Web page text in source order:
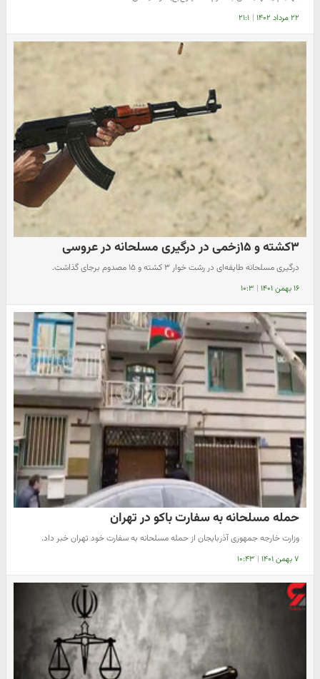
۲۲ مرداد ۱۴۰۲ | ۲۱:۱
۳کشته و ۱۵زخمی در درگیری مسلحانه در عروسی
درگیری مسلحانه طایفه‌ای در رشت خوار ۳ کشته و ۱۵ مصدوم برجای گذاشت.
۱۶ بهمن ۱۴۰۱ | ۱۰:۳
حمله مسلحانه به سفارت باکو در تهران
وزارت خارجه جمهوری آذربایجان از حمله مسلحانه به سفارت خود تهران خبر داد.
۷ بهمن ۱۴۰۱ | ۱۰:۴۳